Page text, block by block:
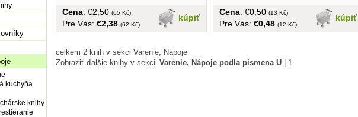
kúpiť
Cena: €2,50 (65 Kč)
Pre Vás: €2,38 (62 Kč)
kúpiť
Cena: €0,50 (13 Kč)
Pre Vás: €0,48 (12 Kč)
celkem 2 knih v sekci Varenie, Nápoje
Zobraziť ďalšie knihy v sekcii Varenie, Nápoje podla pismena U 1
kuchyňa
knihy